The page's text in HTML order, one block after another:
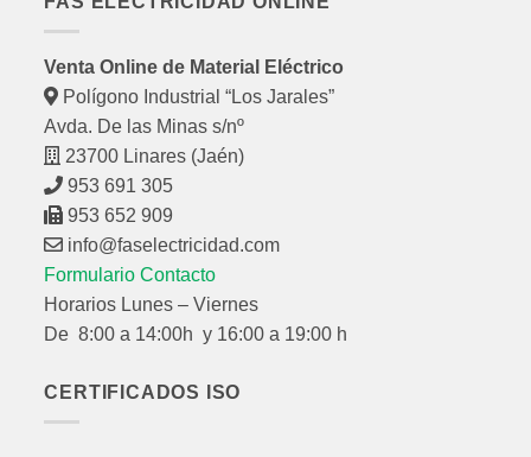
Venta Online de Material Eléctrico
Polígono Industrial “Los Jarales”
Avda. De las Minas s/nº
23700 Linares (Jaén)
953 691 305
953 652 909
info@faselectricidad.com
Formulario Contacto
Horarios Lunes – Viernes
De 8:00 a 14:00h y 16:00 a 19:00 h
CERTIFICADOS ISO